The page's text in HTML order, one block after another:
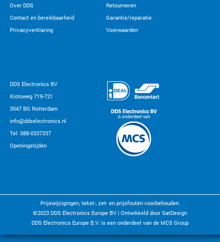
Over DDS
Contact en bereikbaarheid
Privacyverklaring
Retourneren
Garantie/reparatie
Voorwaarden
DDS Electronics BV
Kiotoweg 719-721
3047 BG Rotterdam
info@ddselectronics.nl
Tel: 088-0337337
Openingstijden
Prijswijzigingen, tekst-, zet- en prijsfouten voorbehouden.
©2023 DDS Electronics Europe BV | Ontwikkeld door SatDesign
DDS Electronics Europe B.V. is een onderdeel van de MCS Group